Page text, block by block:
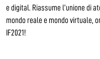
e digital. Riassume l’unione di
mondo reale e mondo virtuale,
IF2021!